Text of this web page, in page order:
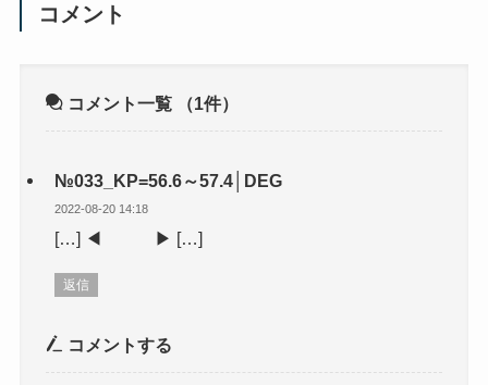
コメント
コメント一覧 （1件）
№033_KP=56.6～57.4│DEG
2022-08-20 14:18
[…] ◀ ▶ […]
返信
コメントする